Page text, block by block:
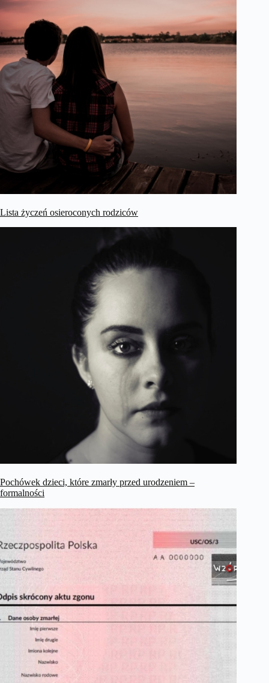
Lista życzeń osieroconych rodziców
Pochówek dzieci, które zmarły przed urodzeniem –
formalności